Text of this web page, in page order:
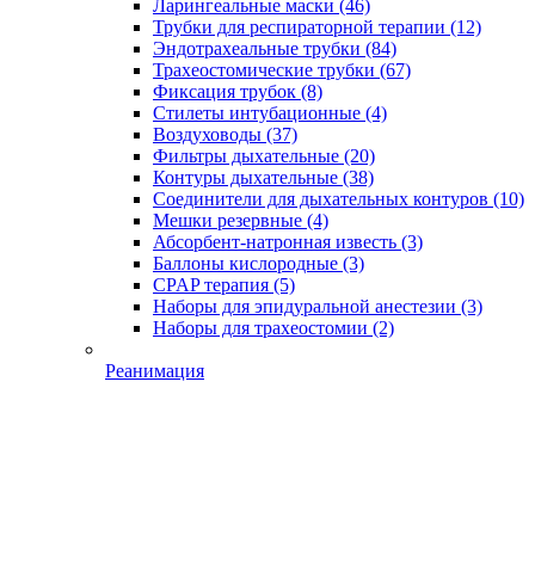
Ларингеальные маски (46)
Трубки для респираторной терапии (12)
Эндотрахеальные трубки (84)
Трахеостомические трубки (67)
Фиксация трубок (8)
Стилеты интубационные (4)
Воздуховоды (37)
Фильтры дыхательные (20)
Контуры дыхательные (38)
Соединители для дыхательных контуров (10)
Мешки резервные (4)
Абсорбент-натронная известь (3)
Баллоны кислородные (3)
CPAP терапия (5)
Наборы для эпидуральной анестезии (3)
Наборы для трахеостомии (2)
Реанимация